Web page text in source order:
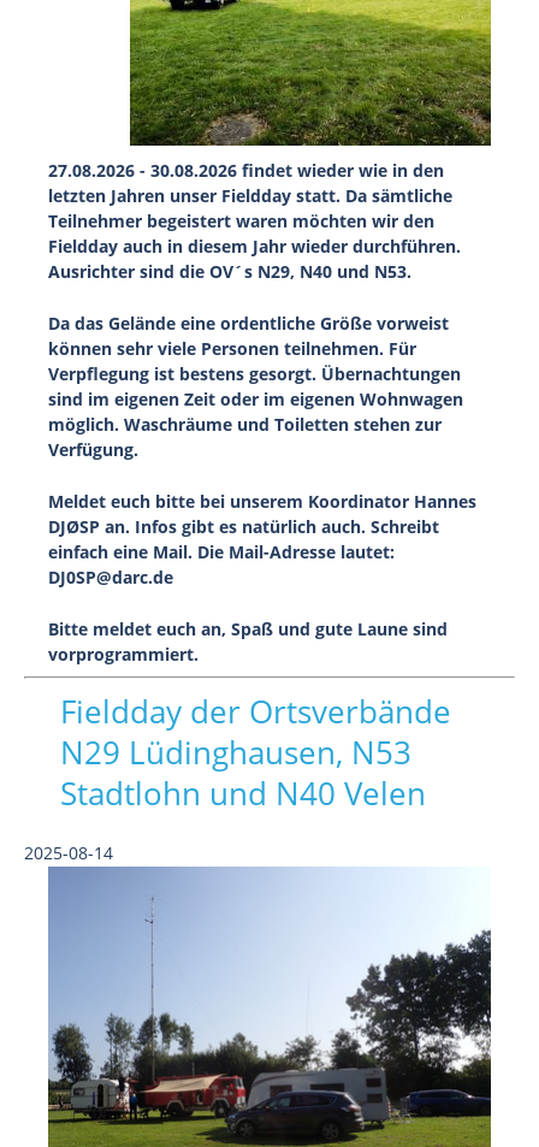
27.08.2026 - 30.08.2026 findet wieder wie in den
letzten Jahren unser Fieldday statt. Da sämtliche
Teilnehmer begeistert waren möchten wir den
Fieldday auch in diesem Jahr wieder durchführen.
Ausrichter sind die OV´s N29, N40 und N53.
Da das Gelände eine ordentliche Größe vorweist
können sehr viele Personen teilnehmen. Für
Verpflegung ist bestens gesorgt. Übernachtungen
sind im eigenen Zeit oder im eigenen Wohnwagen
möglich. Waschräume und Toiletten stehen zur
Verfügung.
Meldet euch bitte bei unserem Koordinator Hannes
DJØSP an. Infos gibt es natürlich auch. Schreibt
einfach eine Mail. Die Mail-Adresse lautet:
DJ0SP@darc.de
Bitte meldet euch an, Spaß und gute Laune sind
vorprogrammiert.
Fieldday der Ortsverbände
N29 Lüdinghausen, N53
Stadtlohn und N40 Velen
2025-08-14